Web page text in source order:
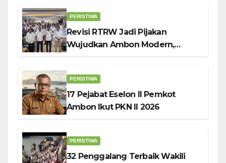
PERISTIWA
Revisi RTRW Jadi Pijakan
Wujudkan Ambon Modern,
PERISTIWA
17 Pejabat Eselon II Pemkot
Ambon Ikut PKN II 2026
PERISTIWA
32 Penggalang Terbaik Wakili